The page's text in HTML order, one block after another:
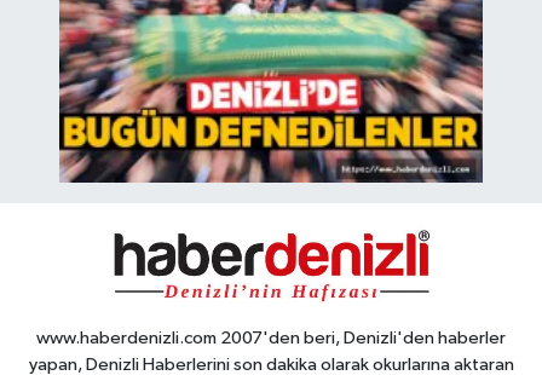
www.haberdenizli.com 2007'den beri, Denizli'den haberler
yapan, Denizli Haberlerini son dakika olarak okurlarına aktaran